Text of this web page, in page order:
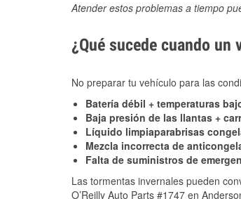
Atender estos problemas a tiempo
¿Qué sucede cuando
No preparar tu vehículo para las
Batería débil + temperaturas
Baja presión de las llantas +
Líquido limpiaparabrisas
Mezcla incorrecta de
Falta de suministros de
Las tormentas invernales pueden
O’Reilly Auto Parts #1747 en